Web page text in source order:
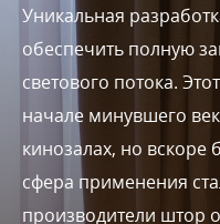
Уникальная
обеспечить полную
светового потока.
начале минувшего
кинозалах, но вскоре
сфера применения
производители штор